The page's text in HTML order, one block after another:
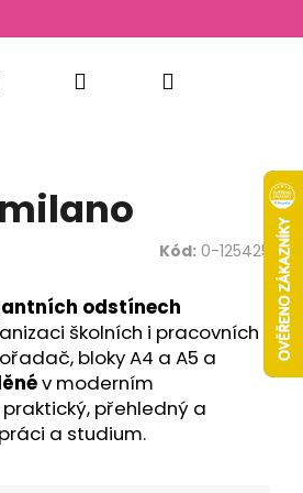
PřihlášeníNákupní
Kód: 0-125425
odstínech
školních i pracovních
bloky A4 a A5 a
v moderním
praktický, přehledný a
a studium.
Následující